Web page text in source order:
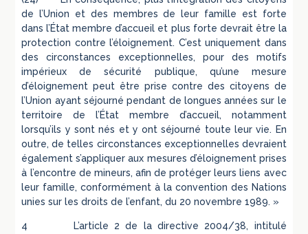
de l’Union et des membres de leur famille est forte
dans l’État membre d’accueil et plus forte devrait être la
protection contre l’éloignement. C’est uniquement dans
des circonstances exceptionnelles, pour des motifs
impérieux de sécurité publique, qu’une mesure
d’éloignement peut être prise contre des citoyens de
l’Union ayant séjourné pendant de longues années sur le
territoire de l’État membre d’accueil, notamment
lorsqu’ils y sont nés et y ont séjourné toute leur vie. En
outre, de telles circonstances exceptionnelles devraient
également s’appliquer aux mesures d’éloignement prises
à l’encontre de mineurs, afin de protéger leurs liens avec
leur famille, conformément à la convention des Nations
unies sur les droits de l’enfant, du 20 novembre 1989. »
4 L’article 2 de la directive 2004/38, intitulé